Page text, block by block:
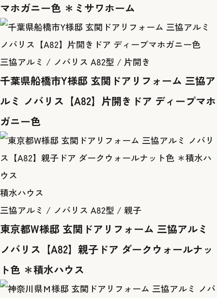
マホガニー色 ＊ミサワホーム
三協アルミ / ノバリス A82型 / 片開き
千葉県船橋市Y様邸 玄関ドアリフォーム 三協ア
ルミ ノバリス【A82】片開きドア ディープマホ
ガニー色
積水ハウス
三協アルミ / ノバリス A82型 / 親子
東京都W様邸 玄関ドアリフォーム 三協アルミ
ノバリス【A82】親子ドア ダークウォールナッ
ト色 ＊積水ハウス